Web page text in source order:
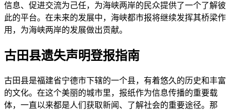
信息、促进交流为己任，为海峡两岸的民众提供了一个了解彼
此的平台。在未来的发展中，海峡都市报将继续发挥其桥梁作
用，为海峡两岸的发展做出贡献。
古田县遗失声明登报指南
古田县是福建省宁德市下辖的一个县，有着悠久的历史和丰富
的文化。在这个美丽的城市里，报纸作为信息传播的重要载
体，一直以来都是人们获取新闻、了解社会的重要途径。那